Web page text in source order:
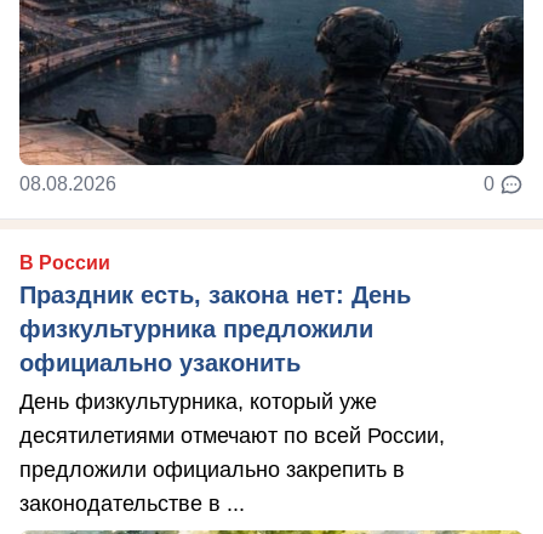
08.08.2026 0
В России
Праздник есть, закона нет: День
физкультурника предложили
официально узаконить
День физкультурника, который уже
десятилетиями отмечают по всей России,
предложили официально закрепить в
законодательстве в ...